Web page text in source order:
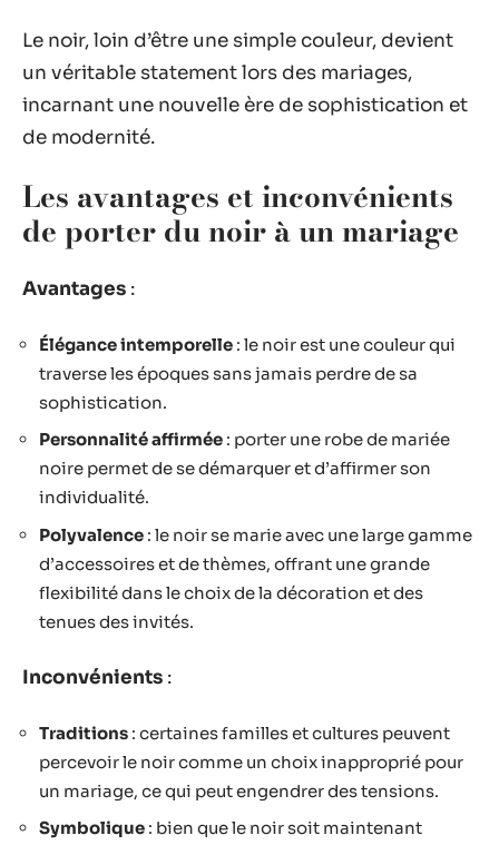
Le noir, loin d’être une simple couleur, devient
un véritable statement lors des mariages,
incarnant une nouvelle ère de sophistication et
de modernité.
Les avantages et inconvénients
de porter du noir à un mariage
Avantages :
Élégance intemporelle : le noir est une couleur qui
traverse les époques sans jamais perdre de sa
sophistication.
Personnalité affirmée : porter une robe de mariée
noire permet de se démarquer et d’affirmer son
individualité.
Polyvalence : le noir se marie avec une large gamme
d’accessoires et de thèmes, offrant une grande
flexibilité dans le choix de la décoration et des
tenues des invités.
Inconvénients :
Traditions : certaines familles et cultures peuvent
percevoir le noir comme un choix inapproprié pour
un mariage, ce qui peut engendrer des tensions.
Symbolique : bien que le noir soit maintenant